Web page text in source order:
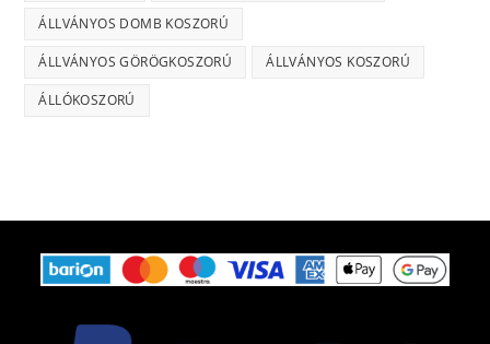
ÁLLVÁNYOS DOMB KOSZORÚ
ÁLLVÁNYOS GÖRÖGKOSZORÚ ÁLLVÁNYOS KOSZORÚ
ÁLLÓKOSZORÚ